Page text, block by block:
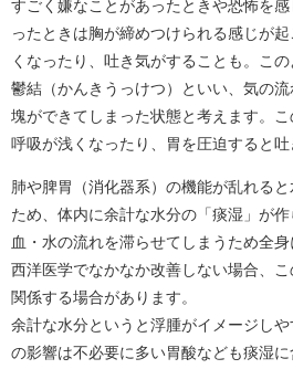
すごく嫌なことがあったときや恐怖を
ったときは胸が締めつけられる感じが
くなったり、吐き気がすることも。こ
鬱結（かんきうっけつ）といい、気の
塊ができてしまった状態と考えます。
呼吸が浅くなったり、胃を圧迫すると吐
肺や脾胃（消化器系）の機能が乱れる
ため、体内に余計な水分の「痰湿」が
血・水の流れを滞らせてしまうため全身
西洋医学でなかなか改善しない場合、こ
関係する場合があります。
余計な水分というと浮腫がイメージし
の影響は不必要に多い胃酸なども痰湿